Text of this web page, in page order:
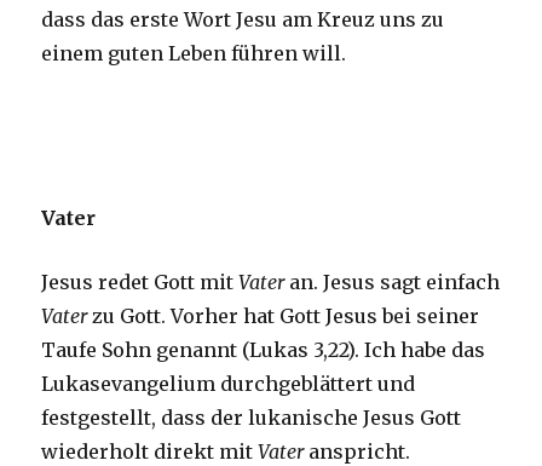
dass das erste Wort Jesu am Kreuz uns zu
einem guten Leben führen will.
Vater
Jesus redet Gott mitVateran. Jesus sagt einfach
Vaterzu Gott. Vorher hat Gott Jesus bei seiner
Taufe Sohn genannt (Lukas 3,22). Ich habe das
Lukasevangelium durchgeblättert und
festgestellt, dass der lukanische Jesus Gott
wiederholt direkt mitVateranspricht.